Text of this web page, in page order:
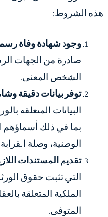
هذه الشروط:
وجود شهادة وفاة
صادرة من الجهات
الشخص المعني.
توفر بيانات دقيقة
البيانات المتعلقة
بما في ذلك أسماؤهم
الوطنية، وصلة
تقديم المستندات
التي تثبت حقوق
الملكية المتعلقة
المتوفى.